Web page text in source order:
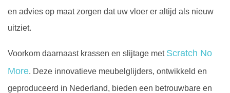
en advies op maat zorgen dat uw vloer er altijd als nieuw
uitziet.
Voorkom daarnaast krassen en slijtage met Scratch No
More. Deze innovatieve meubelglijders, ontwikkeld en
geproduceerd in Nederland, bieden een betrouwbare en